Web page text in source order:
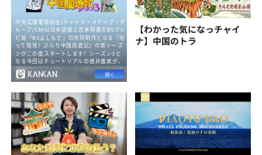
【わかった気になっチャイ
ナ】中国のトラ